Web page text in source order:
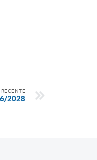
2028